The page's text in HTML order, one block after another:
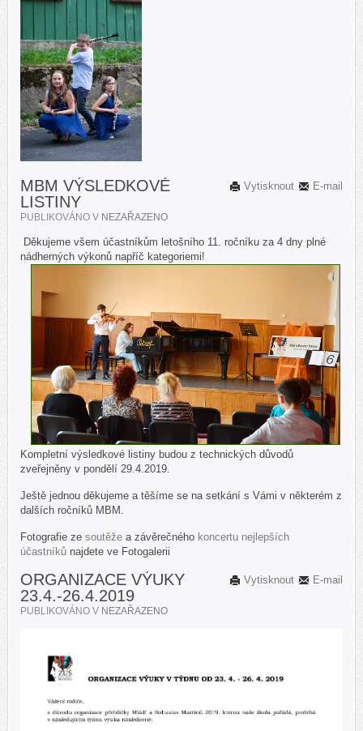
E-mail
Vytisknout
MBM VÝSLEDKOVÉ
LISTINY
PUBLIKOVÁNO V NEZAŘAZENO
Děkujeme všem účastníkům letošního 11. ročníku za 4 dny plné
nádherných výkonů napříč kategoriemi!
Kompletní výsledkové listiny budou z technických důvodů
zveřejněny v pondělí 29.4.2019.
Ještě jednou děkujeme a těšíme se na setkání s Vámi v některém z
dalších ročníků MBM.
Fotografie ze soutěže a závěrečného koncertu nejlepších
účastníků najdete ve Fotogalerii
E-mail
Vytisknout
ORGANIZACE VÝUKY
23.4.-26.4.2019
PUBLIKOVÁNO V NEZAŘAZENO